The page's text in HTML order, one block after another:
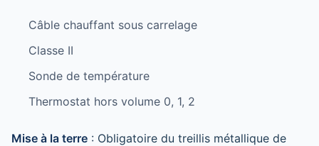
Câble chauffant sous carrelage
Classe II
Sonde de température
Thermostat hors volume 0, 1, 2
Mise à la terre : Obligatoire du treillis métallique de